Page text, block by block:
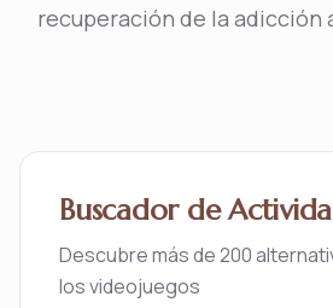
recuperación de la adicción
Buscador de
Descubre más de 200
los videojuegos